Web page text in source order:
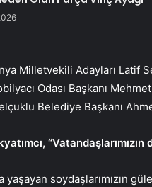
Milletvekili Adayları Latif
Odası Başkanı
Belediye Başkanı
yaşayan soydaşlarımızın